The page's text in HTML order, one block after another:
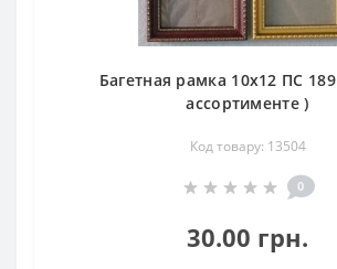
Багетная рамка 10х12 ПС
ассортименте )
Код товару: 13504
0
30.00 грн.